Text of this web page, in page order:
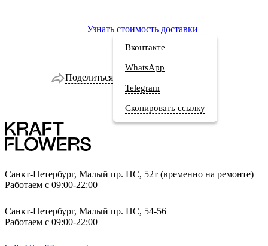
Узнать стоимость доставки
Поделиться
Вконтакте
WhatsApp
Telegram
Скопировать ссылку
Санкт-Петербург, Малый пр. ПС, 52т (временно на ремонте)
Работаем с 09:00-22:00
Санкт-Петербург, Малый пр. ПС, 54-56
Работаем с 09:00-22:00